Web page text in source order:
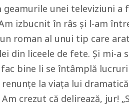
geamurile unei televiziuni a
izbucnit în râs și l-am
roman al unui tip care
din liceele de fete. Și mi-a
bine li se întâmplă
la viața lui
crezut că delirează, jur!